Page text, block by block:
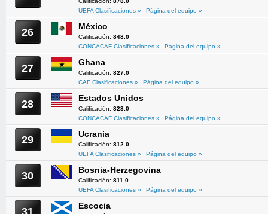
UEFA Clasificaciones »
Página del equipo »
26 México
Calificación: 848.0
CONCACAF Clasificaciones »
Página del equipo »
27 Ghana
Calificación: 827.0
CAF Clasificaciones »
Página del equipo »
28 Estados Unidos
Calificación: 823.0
CONCACAF Clasificaciones »
Página del equipo »
29 Ucrania
Calificación: 812.0
UEFA Clasificaciones »
Página del equipo »
30 Bosnia-Herzegovina
Calificación: 811.0
UEFA Clasificaciones »
Página del equipo »
31 Escocia